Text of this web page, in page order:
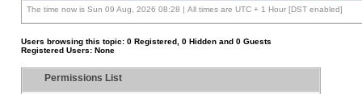
The time now is Sun 09 Aug, 2026 08:28 | All times are UTC + 1 Hour [DST enabled]
Users browsing this topic: 0 Registered, 0 Hidden and 0 Guests
Registered Users: None
Permissions List